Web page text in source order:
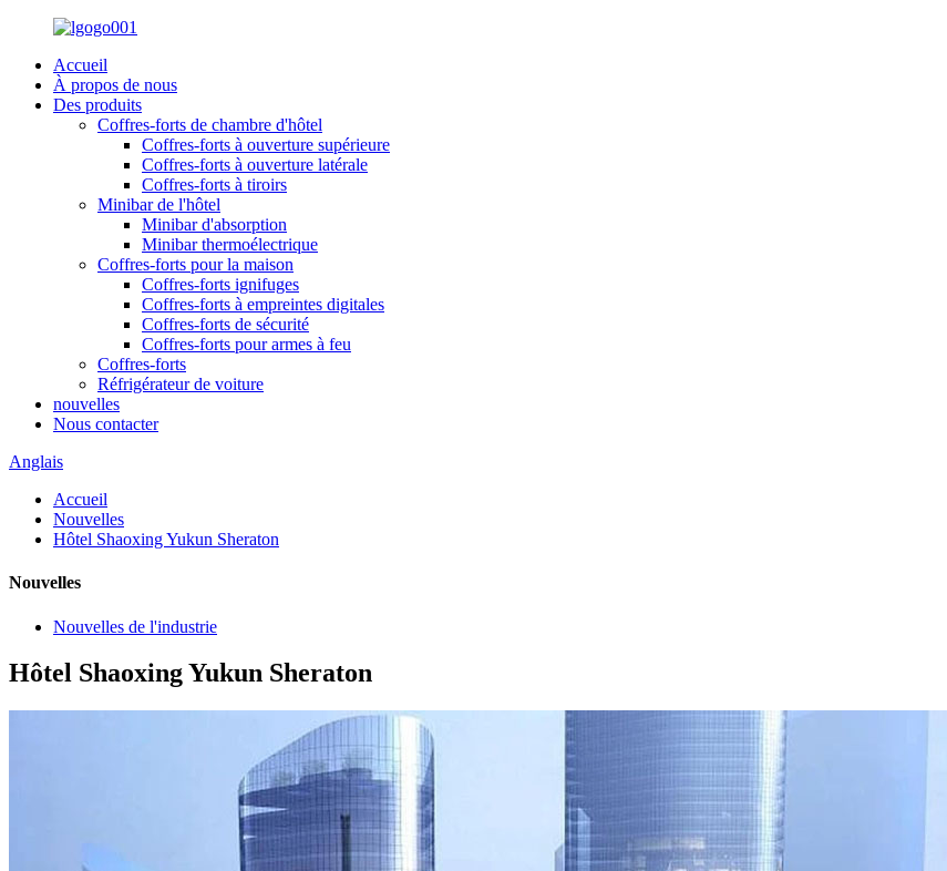
Accueil
À propos de nous
Des produits
Coffres-forts de chambre d'hôtel
Coffres-forts à ouverture supérieure
Coffres-forts à ouverture latérale
Coffres-forts à tiroirs
Minibar de l'hôtel
Minibar d'absorption
Minibar thermoélectrique
Coffres-forts pour la maison
Coffres-forts ignifuges
Coffres-forts à empreintes digitales
Coffres-forts de sécurité
Coffres-forts pour armes à feu
Coffres-forts
Réfrigérateur de voiture
nouvelles
Nous contacter
Anglais
Accueil
Nouvelles
Hôtel Shaoxing Yukun Sheraton
Nouvelles
Nouvelles de l'industrie
Hôtel Shaoxing Yukun Sheraton